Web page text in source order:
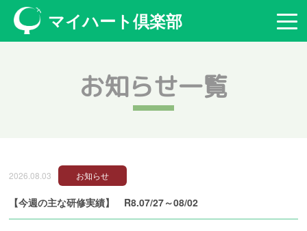
マイハート倶楽部
お知らせ一覧
2026.08.03 お知らせ
【今週の主な研修実績】 R8.07/27～08/02